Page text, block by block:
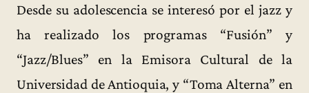
Desde su adolescencia se interesó por el jazz y
ha realizado los programas “Fusión” y
“Jazz/Blues” en la Emisora Cultural de la
Universidad de Antioquia, y “Toma Alterna” en